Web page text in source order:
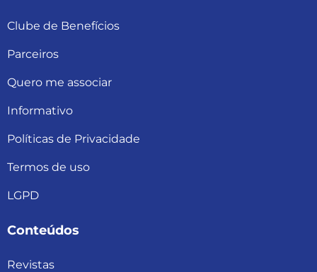
Clube de Benefícios
Parceiros
Quero me associar
Informativo
Políticas de Privacidade
Termos de uso
LGPD
Conteúdos
Revistas